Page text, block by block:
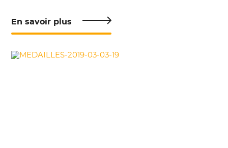
En savoir plus